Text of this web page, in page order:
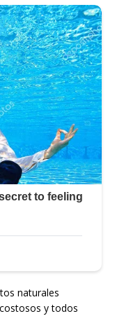
naturales
y todos